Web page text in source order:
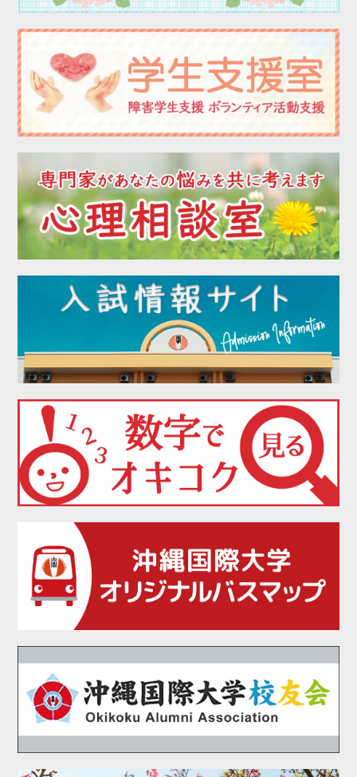
2022年09月
2022年08月
2022年05月
2022年04月
2022年03月
2022年02月
2021年12月
2021年09月
2021年07月
2021年06月
2021年05月
2021年04月
2021年03月
2021年02月
2021年01月
2020年12月
2020年11月
2020年10月
2020年09月
2020年08月
2020年07月
2020年06月
2020年05月